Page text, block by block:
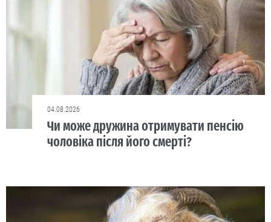
04.08.2026
Чи може дружина отримувати пенсію
чоловіка після його смерті?